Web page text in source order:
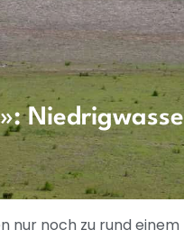
nur noch zu rund